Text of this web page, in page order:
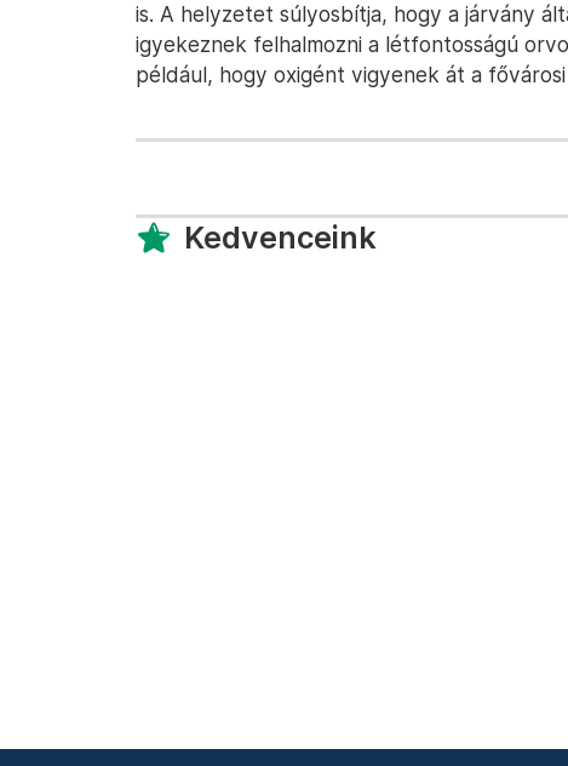
is. A helyzetet súlyosbítja, hogy a járvány
igyekeznek felhalmozni a létfontosságú
például, hogy oxigént vigyenek át a
Kedvenceink